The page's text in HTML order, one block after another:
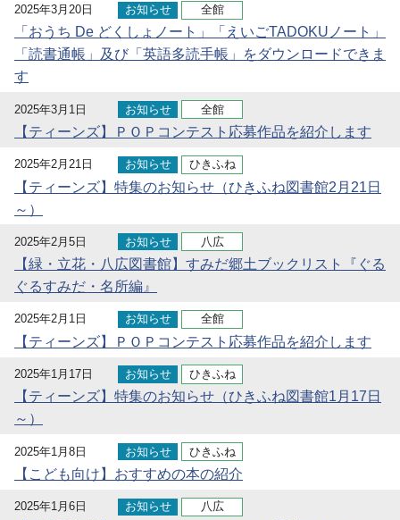
2025年3月20日 お知らせ 全館
「おうち De どくしょノート」「えいごTADOKUノート」
「読書通帳」及び「英語多読手帳」をダウンロードできま
す
2025年3月1日 お知らせ 全館
【ティーンズ】ＰＯＰコンテスト応募作品を紹介します
2025年2月21日 お知らせ ひきふね
【ティーンズ】特集のお知らせ（ひきふね図書館2月21日
～）
2025年2月5日 お知らせ 八広
【緑・立花・八広図書館】すみだ郷土ブックリスト『ぐる
ぐるすみだ・名所編』
2025年2月1日 お知らせ 全館
【ティーンズ】ＰＯＰコンテスト応募作品を紹介します
2025年1月17日 お知らせ ひきふね
【ティーンズ】特集のお知らせ（ひきふね図書館1月17日
～）
2025年1月8日 お知らせ ひきふね
【こども向け】おすすめの本の紹介
2025年1月6日 お知らせ 八広